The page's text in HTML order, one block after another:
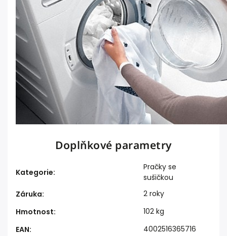
Doplňkové parametry
Kategorie:
Pračky se
sušičkou
Záruka:
2 roky
Hmotnost:
102 kg
EAN:
4002516365716